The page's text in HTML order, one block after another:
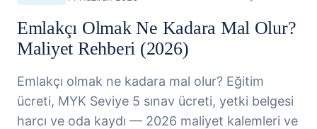
Emlakçı Olmak Ne Kadara Mal Olur?
Maliyet Rehberi (2026)
Emlakçı olmak ne kadara mal olur? Eğitim
ücreti, MYK Seviye 5 sınav ücreti, yetki belgesi
harcı ve oda kaydı — 2026 maliyet kalemleri ve